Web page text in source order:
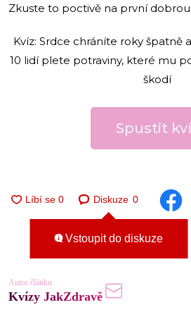
Zkuste to poctivě na první dobrou
Kvíz: Srdce chráníte roky špatně
10 lidí plete potraviny, které mu
škodí
Spustit
Diskuze 0
Vstoupit do diskuze
Autor článku
Kvízy JakZdravě